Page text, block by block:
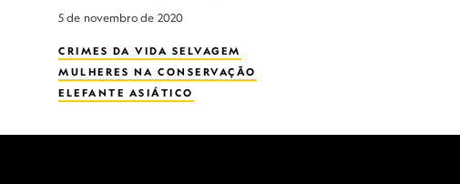
5 de novembro de 2020
CRIMES DA VIDA SELVAGEM
MULHERES NA CONSERVAÇÃO
ELEFANTE ASIÁTICO